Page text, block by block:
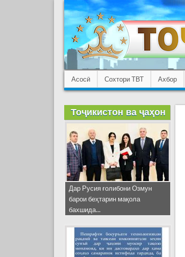
Асосӣ Сохтори ТВТ Ахбор
Тоҷикистон ва ҷаҳон
Дар Русия ғолибони Озмун
барои беҳтарин мақола
бахшида...